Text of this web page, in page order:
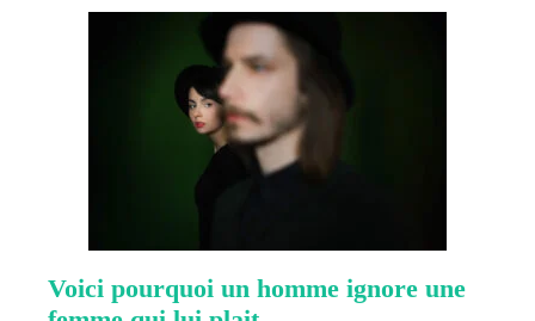
Voici pourquoi un homme ignore une